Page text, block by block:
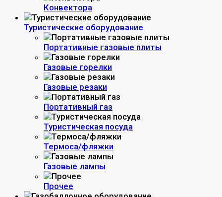
Конвектора
Туристические оборудование
Портативные газовые плиты
Газовые горелки
Газовые резаки
Портативный газ
Туристическая посуда
Термоса/фляжки
Газовые лампы
Прочее